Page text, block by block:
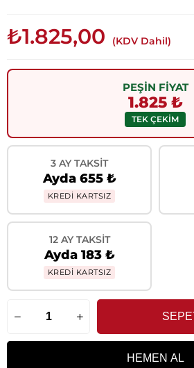
₺1.825,00 (KDV Dahil)
PEŞİN FİYAT
1.825 ₺
TEK ÇEKİM
3 AY TAKSIT
Ayda 655 ₺
KREDİ KARTSIZ
12 AY TAKSIT
Ayda 183 ₺
KREDİ KARTSIZ